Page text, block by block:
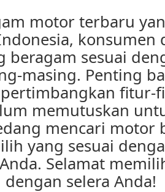
motor terbaru
konsumen
beragam sesuai
masing. Penting
fitur-
memutuskan
mencari motor
yang sesuai
Selamat
selera Anda!